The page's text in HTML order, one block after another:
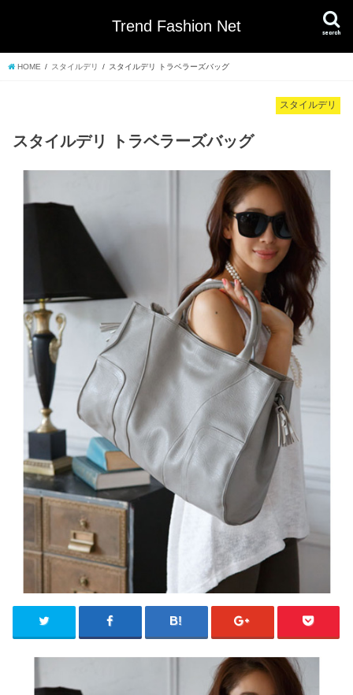
Trend Fashion Net search
HOME スタイルデリ スタイルデリ トラベラーズバッグ
スタイルデリ
スタイルデリ トラベラーズバッグ